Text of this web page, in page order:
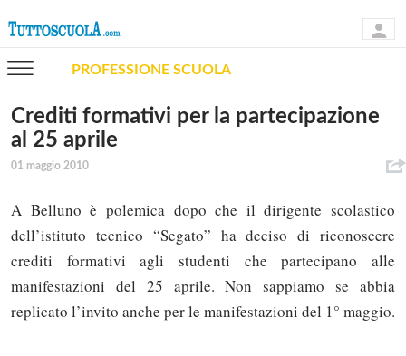
PROFESSIONE SCUOLA
Crediti formativi per la partecipazione
al 25 aprile
01 maggio 2010
A Belluno è polemica dopo che il dirigente scolastico
dell’istituto tecnico “Segato” ha deciso di riconoscere
crediti formativi agli studenti che partecipano alle
manifestazioni del 25 aprile. Non sappiamo se abbia
replicato l’invito anche per le manifestazioni del 1° maggio.